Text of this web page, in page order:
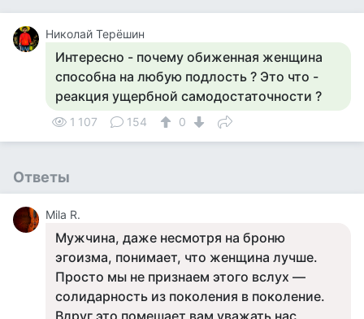
Николай Терёшин
Интересно - почему обиженная женщина
способна на любую подлость ? Это что -
реакция ущербной самодостаточности ?
1 107 154 0
Ответы
Mila R.
Мужчина, даже несмотря на броню
эгоизма, понимает, что женщина лучше.
Просто мы не признаем этого вслух —
солидарность из поколения в поколение.
Вдруг это помешает вам уважать нас,